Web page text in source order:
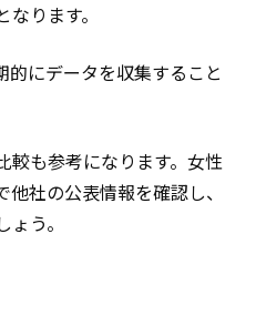
ります。
にデータを収集すること
較も参考になります。女性
社の公表情報を確認し、
う。